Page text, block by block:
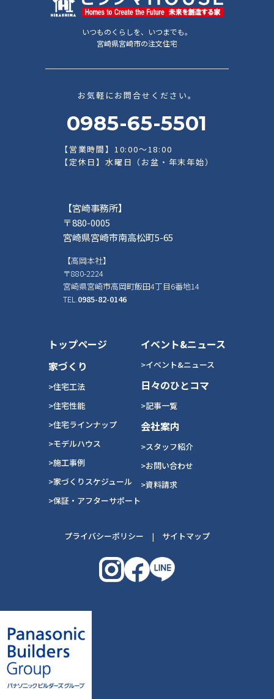
いつものくらしを、いつまでも。
宮崎県宮崎市の注文住宅
お気軽にお問合せください。
0985-65-5501
【営業時間】10:00～18:00
【定休日】水曜日（お盆・年末年始）
【宮崎事務所】
〒880-0005
宮崎県宮崎市南高松町5-65
【高岡本社】
〒880-2224
宮崎県宮崎市高岡町飯田4丁目6番地14
TEL.0985-82-0146
トップページ
家づくり
>住宅工法
>住宅性能
>住宅ラインナップ
>モデルハウス
>施工事例
>家づくりスケジュール
>保証・アフターサポート
イベント&ニュース
>イベント&ニュース
日々のひとコマ
>記事一覧
会社案内
>スタッフ紹介
>お問い合わせ
>資料請求
プライバシーポリシー | サイトマップ